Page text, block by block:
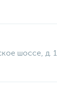
шоссе, д.